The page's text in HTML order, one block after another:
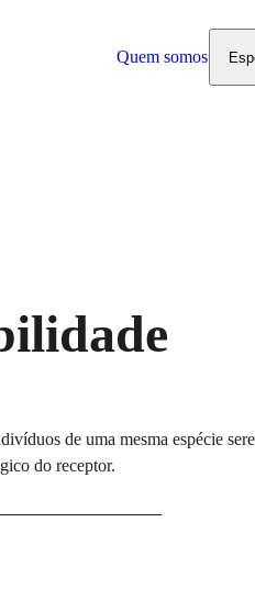
Quem somos
de uma mesma espécie
do receptor.